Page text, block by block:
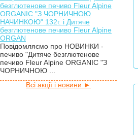
безглютенове печиво Fleur Alpine
ORGANIC "З ЧОРНИЧНОЮ
НАЧИНКОЮ" 132г. і Дитяче
безглютенове печиво Fleur Alpine
ORGAN
Повідомляємо про НОВИНКИ -
печиво "Дитяче безглютенове
печиво Fleur Alpine ORGANIC "З
ЧОРНИЧНОЮ ...
Всі акції і новини ►